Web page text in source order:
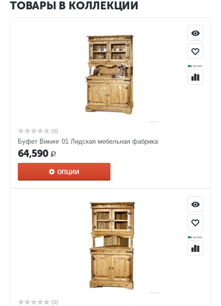
ТОВАРЫ В КОЛЛЕКЦИИ
(0)
Буфет Викинг 01 Лидская мебельная фабрика
64,590 Р
ОПЦИИ
(0)